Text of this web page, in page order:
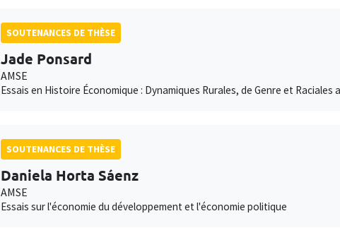
SOUTENANCES DE THÈSE
Jade Ponsard
AMSE
Essais en Histoire Économique : Dynamiques Rurales, de Genre et Raciales
SOUTENANCES DE THÈSE
Daniela Horta Sáenz
AMSE
Essais sur l'économie du développement et l'économie politique